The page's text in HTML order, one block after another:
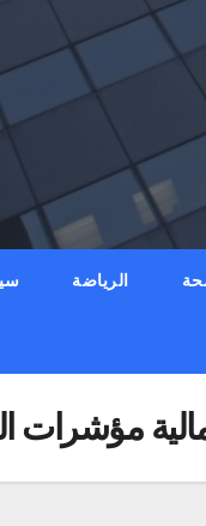
الرياضة
مؤشرات